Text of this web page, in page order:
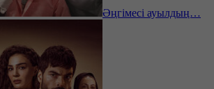
Әңгімесі ауылдың…